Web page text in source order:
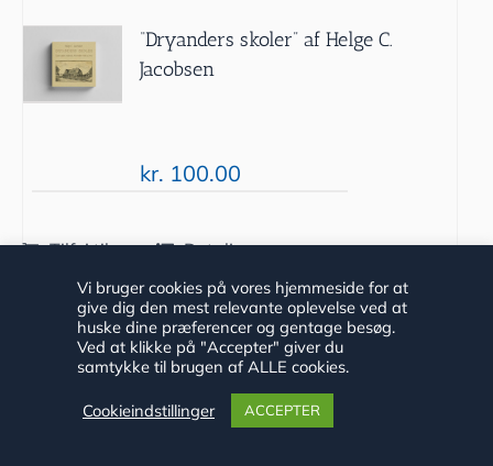
“Dryanders skoler” af Helge C.
Jacobsen
kr. 100.00
Tilføj til
Detaljer
Vi bruger cookies på vores hjemmeside for at
give dig den mest relevante oplevelse ved at
huske dine præferencer og gentage besøg.
Ved at klikke på "Accepter" giver du
samtykke til brugen af ALLE cookies.
Cookieindstillinger ACCEPTER